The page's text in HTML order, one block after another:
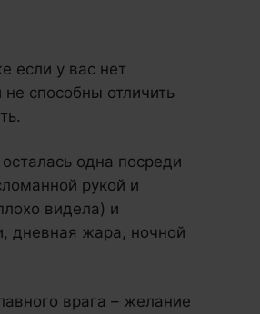
если у вас нет
способны отличить
осталась одна посреди
рукой и
видела) и
дневная жара, ночной
врага – желание